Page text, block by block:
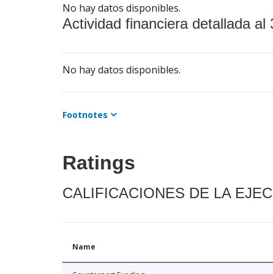
No hay datos disponibles.
Actividad financiera detallada al
No hay datos disponibles.
Footnotes
Ratings
CALIFICACIONES DE LA
Name